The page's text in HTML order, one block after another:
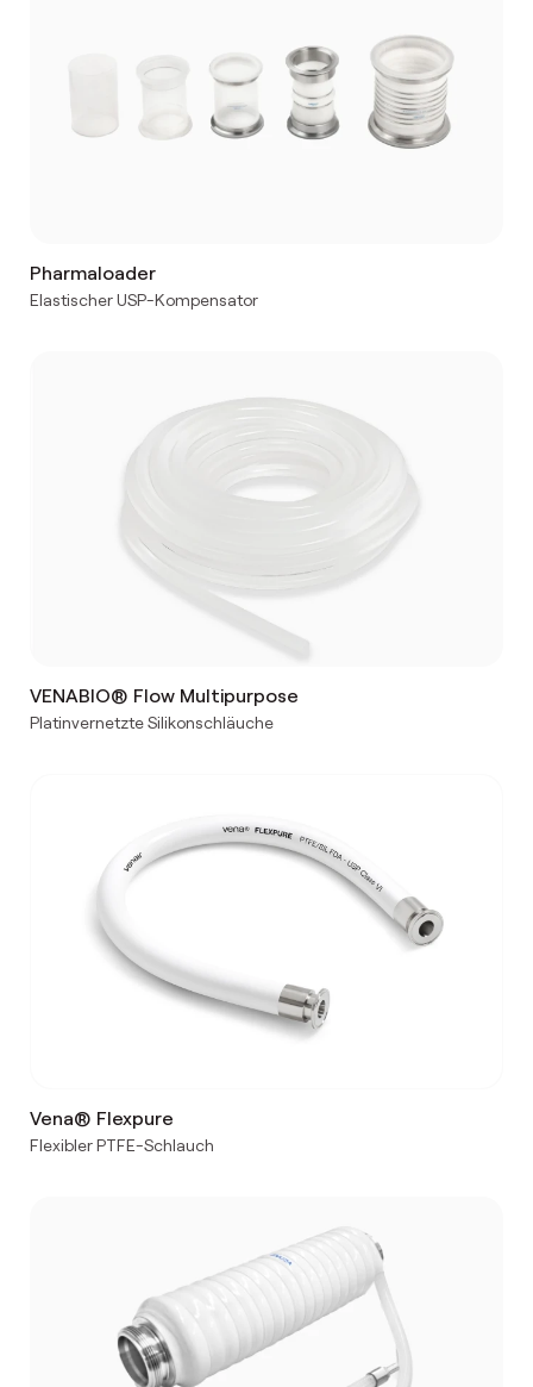
Pharmaloader
Elastischer USP-Kompensator
VENABIO® Flow Multipurpose
Platinvernetzte Silikonschläuche
Vena® Flexpure
Flexibler PTFE-Schlauch